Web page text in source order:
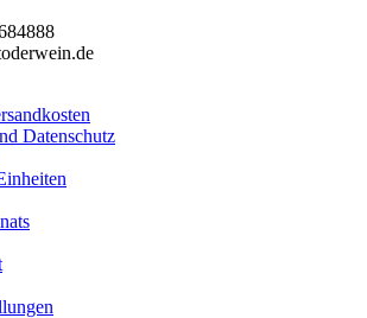
Datenschutz